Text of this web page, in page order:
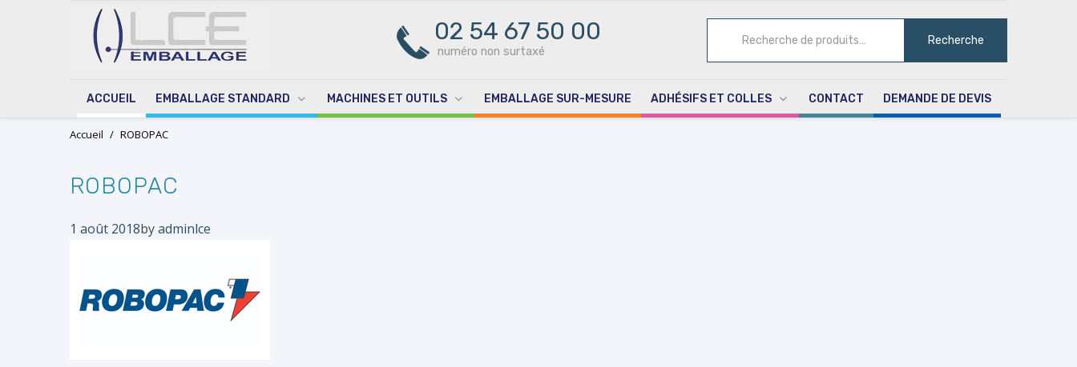
02 54 67 50 00
numéro non surtaxé
Recherche
ACCUEIL EMBALLAGE STANDARD MACHINES ET OUTILS EMBALLAGE SUR-MESURE ADHÉSIFS ET COLLES CONTACT DEMANDE DE DEVIS
Skip
Accueil / ROBOPAC
ROBOPAC
Posted
1 août 2018byadminlce